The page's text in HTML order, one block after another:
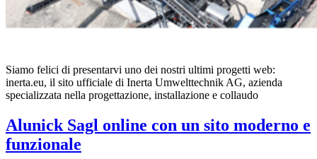
Siamo felici di presentarvi uno dei nostri ultimi progetti web:
inerta.eu, il sito ufficiale di Inerta Umwelttechnik AG, azienda
specializzata nella progettazione, installazione e collaudo
Alunick Sagl online con un sito moderno e
funzionale